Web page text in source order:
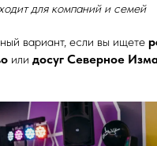
для компаний и семей
вариант, если вы ищете
или досуг Северное